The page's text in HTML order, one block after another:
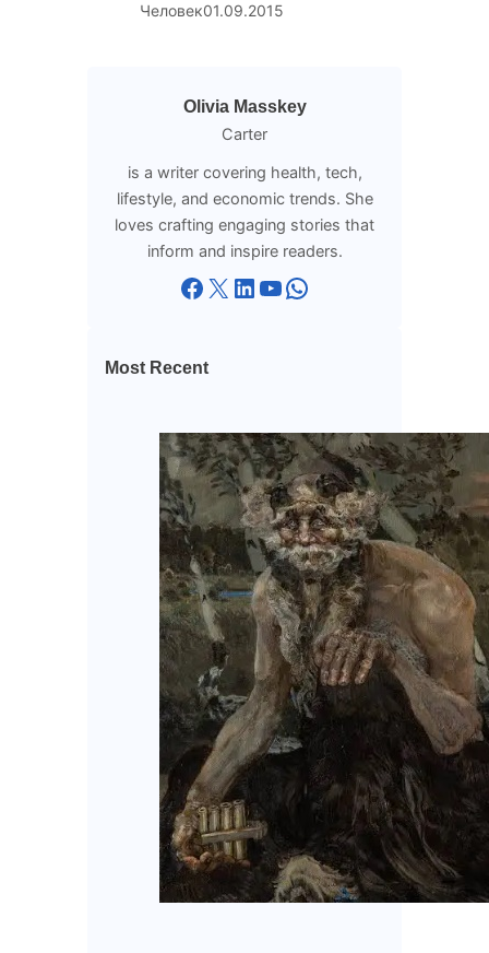
Человек01.09.2015
Olivia Masskey
Carter
is a writer covering health, tech,
lifestyle, and economic trends. She
loves crafting engaging stories that
inform and inspire readers.
Facebook X LinkedIn YouTube WhatsApp
Most Recent